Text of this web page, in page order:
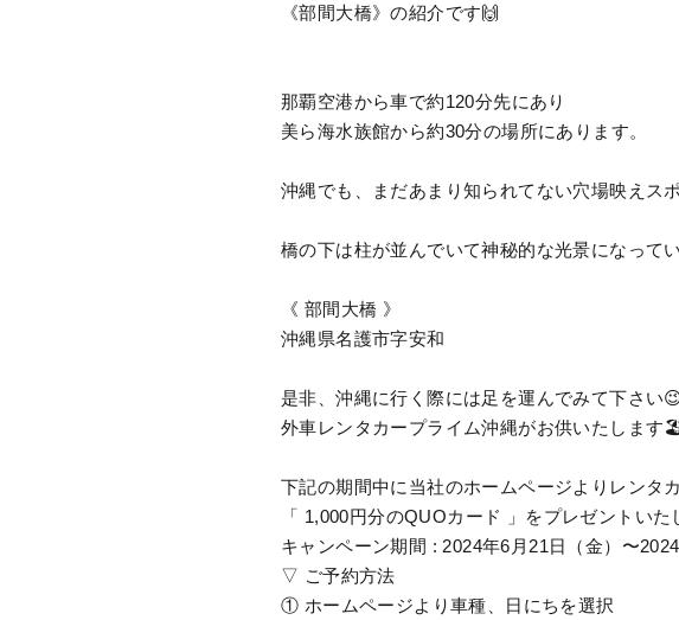
《部間大橋》の紹介です🙌
那覇空港から車で約120分先にあり
美ら海水族館から約30分の場所にあります。
沖縄でも、まだあまり知られてない穴場映えス
橋の下は柱が並んでいて神秘的な光景になって
《 部間大橋 》
沖縄県名護市字安和
是非、沖縄に行く際には足を運んでみて下さい
外車レンタカープライム沖縄がお供いたします
下記の期間中に当社のホームページよりレンタ
「 1,000円分のQUOカード 」をプレゼントいた
キャンペーン期間 : 2024年6月21日（金）〜2024
▽ ご予約方法
① ホームページより車種、日にちを選択